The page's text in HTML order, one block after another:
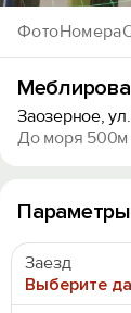
ФотоНомера
Заозерное,
До моря 500м
Заезд
Выберите